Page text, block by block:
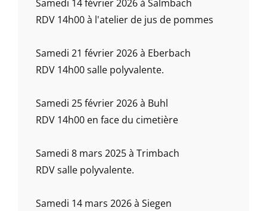
Samedi 14 février 2026 à Salmbach
RDV 14h00 à l'atelier de jus de pommes
Samedi 21 février 2026 à Eberbach
RDV 14h00 salle polyvalente.
Samedi 25 février 2026 à Buhl
RDV 14h00 en face du cimetière
Samedi 8 mars 2025 à Trimbach
RDV salle polyvalente.
Samedi 14 mars 2026 à Siegen